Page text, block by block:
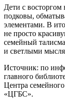
Дети с восторгом
подковы,
элементами. В
не просто
семейный
и светлыми
Источник: по
главного
Центра
«ЦГБС».